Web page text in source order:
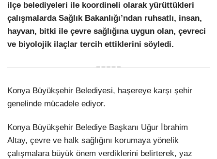
ilçe belediyeleri ile koordineli olarak yürüttükleri
çalışmalarda Sağlık Bakanlığı’ndan ruhsatlı, insan,
hayvan, bitki ile çevre sağlığına uygun olan, çevreci
ve biyolojik ilaçlar tercih ettiklerini söyledi.
Konya Büyükşehir Belediyesi, haşereye karşı şehir
genelinde mücadele ediyor.
Konya Büyükşehir Belediye Başkanı Uğur İbrahim
Altay, çevre ve halk sağlığını korumaya yönelik
çalışmalara büyük önem verdiklerini belirterek, yaz